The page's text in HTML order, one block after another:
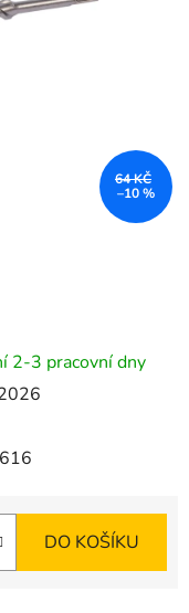
2-3 pracovní dny
DO KOŠÍKU
64 KČ
–10 %